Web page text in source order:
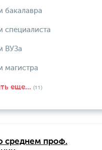
бакалавра
специалиста
ВУЗа
магистра
еще... (11)
среднем проф.